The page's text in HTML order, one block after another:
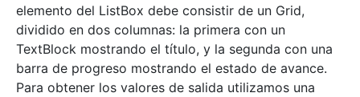
elemento del ListBox debe consistir de un Grid,
dividido en dos columnas: la primera con un
TextBlock mostrando el título, y la segunda con una
barra de progreso mostrando el estado de avance.
Para obtener los valores de salida utilizamos una